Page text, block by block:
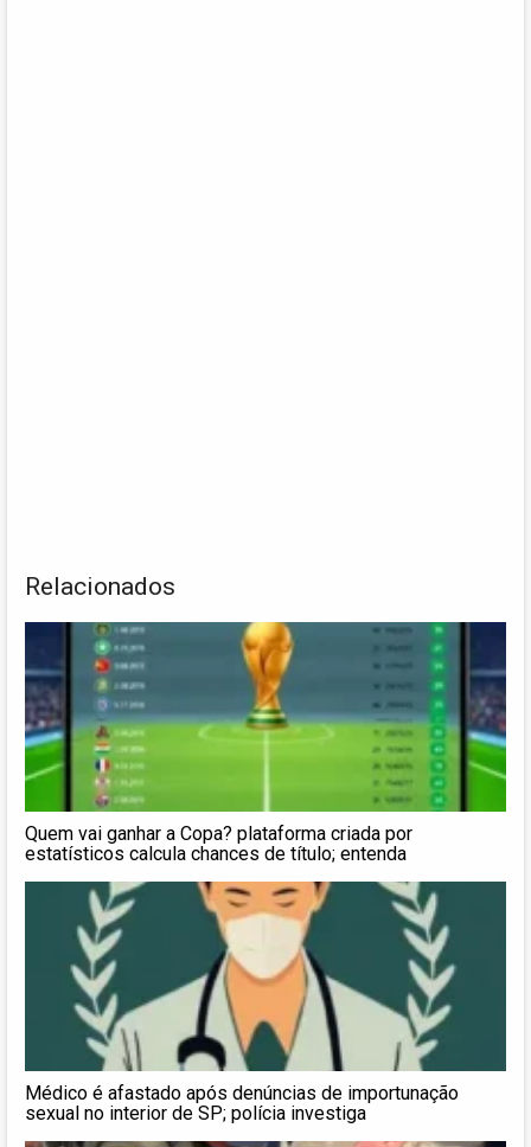
Relacionados
Quem vai ganhar a Copa? plataforma criada por
estatísticos calcula chances de título; entenda
Médico é afastado após denúncias de importunação
sexual no interior de SP; polícia investiga